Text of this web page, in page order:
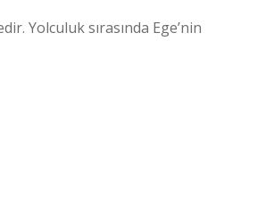
Yolculuk sırasında Ege’nin